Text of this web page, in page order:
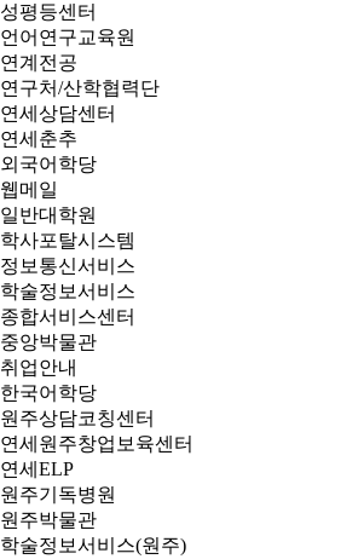
성평등센터
언어연구교육원
연계전공
연구처/산학협력단
연세상담센터
연세춘추
외국어학당
웹메일
일반대학원
학사포탈시스템
정보통신서비스
학술정보서비스
종합서비스센터
중앙박물관
취업안내
한국어학당
원주상담코칭센터
연세원주창업보육센터
연세ELP
원주기독병원
원주박물관
학술정보서비스(원주)